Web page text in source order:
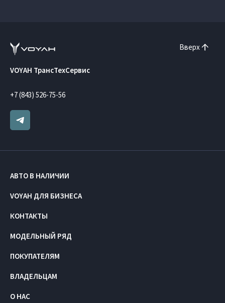
Вверх
VOYAH ТрансТехСервис
+7 (843) 526-75-56
АВТО В НАЛИЧИИ
VOYAH ДЛЯ БИЗНЕСА
КОНТАКТЫ
МОДЕЛЬНЫЙ РЯД
ПОКУПАТЕЛЯМ
ВЛАДЕЛЬЦАМ
О НАС